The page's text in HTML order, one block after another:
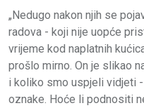
„Nedugo nakon njih se
radova - koji nije uopće
vrijeme kod naplatnih
prošlo mirno. On je slikao
i koliko smo uspjeli vidjeti
oznake. Hoće li podnositi